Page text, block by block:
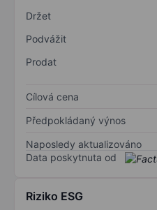
Držet
Podvážit
Prodat
Cílová cena
Předpokládaný výnos
Naposledy aktualizováno
Data poskytnuta od
Riziko ESG